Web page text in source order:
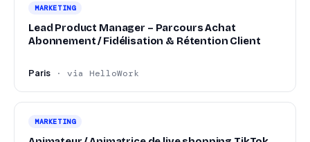
MARKETING
Lead Product Manager – Parcours Achat
Abonnement / Fidélisation & Rétention Client
Paris · via HelloWork
MARKETING